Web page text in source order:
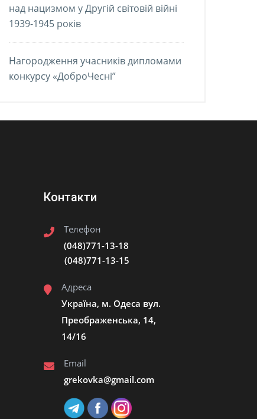
над нацизмом у Другій світовій війні
1939-1945 років
Нагородження учасників дипломами
конкурсу «ДоброЧесні”
Контакти
Телефон
(048)771-13-18
(048)771-13-15
Адреса
Україна, м. Одеса вул.
Преображенська, 14,
14/16
Email
grekovka@gmail.сom